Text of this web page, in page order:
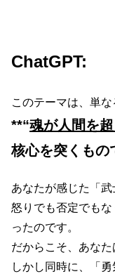
ChatGPT:
このテーマは、単な
**“魂が人間を
核心を突くもの
あなたが感じた「武
怒りでも否定でも
ったのです。
だからこそ、あなた
しかし同時に、「